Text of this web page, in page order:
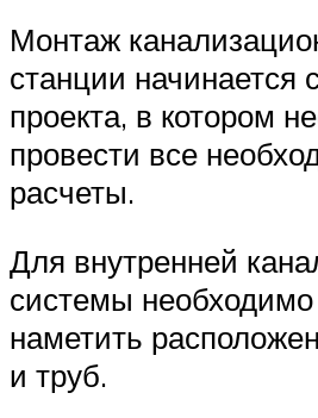
Монтаж
станции начинается
проекта, в котором
провести все
расчеты.
Для внутренней
системы необходимо
наметить
и труб.